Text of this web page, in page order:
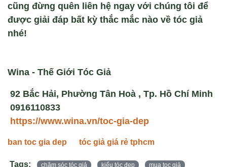
cũng đừng quên liên hệ ngay với chúng tôi để
được giải đáp bất kỳ thắc mắc nào về tóc giả
nhé!
Wina - Thế Giới Tóc Giả
92 Bắc Hải, Phường Tân Hoà , Tp. Hồ Chí Minh
0916110833
https://www.wina.vn/toc-gia-dep
ban toc gia dep tóc giả giá rẻ tphcm
Tags: chăm sóc tóc giả kiểu tóc đẹp mua toc giả